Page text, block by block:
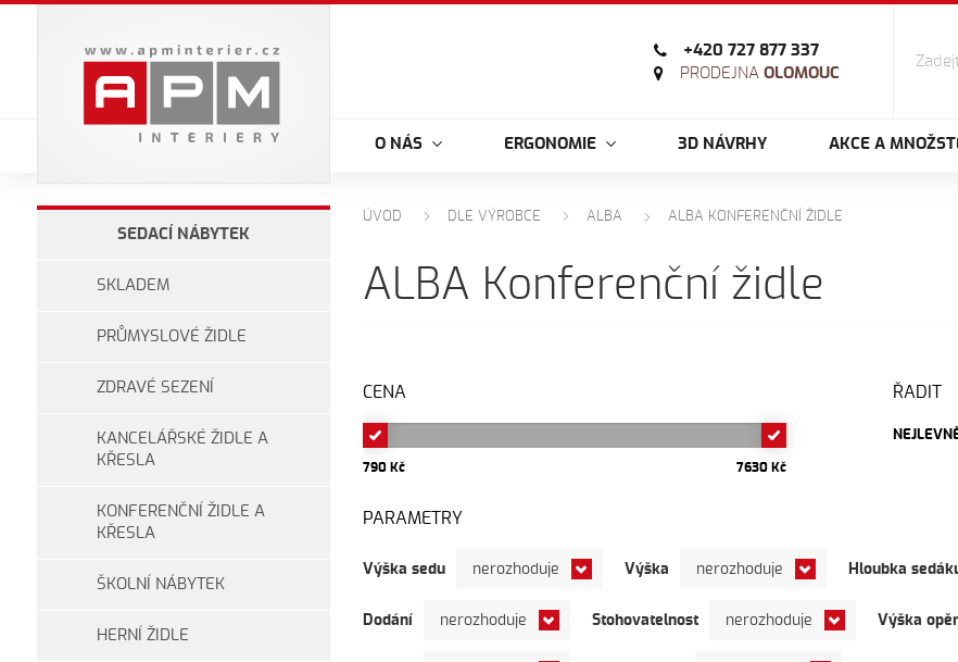
+420 727 877 337
PRODEJNA OLOMOUC
O NÁS ERGONOMIE 3D NÁVRHY AKCE A
SEDACÍ NÁBYTEK
SKLADEM
PRŮMYSLOVÉ ŽIDLE
ZDRAVÉ SEZENÍ
KANCELÁŘSKÉ ŽIDLE A
KŘESLA
KONFERENČNÍ ŽIDLE A
KŘESLA
ŠKOLNÍ NÁBYTEK
HERNÍ ŽIDLE
ÚVOD DLE VÝROBCE ALBA ALBA KONFERENČNÍ ŽIDLE
ALBA Konferenční židle
CENA
790 Kč 7630 Kč
ŘADIT
PARAMETRY
Výška sedu nerozhoduje Výška nerozhoduje Hloubka
Dodání nerozhoduje Stohovatelnost nerozhoduje Výška